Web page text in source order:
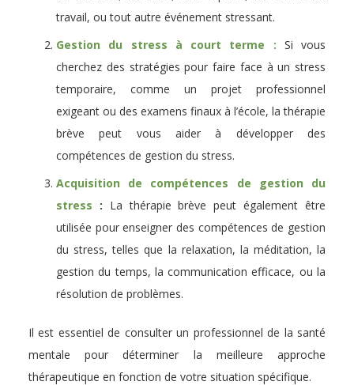
travail, ou tout autre événement stressant.
Gestion du stress à court terme : Si vous
cherchez des stratégies pour faire face à un stress
temporaire, comme un projet professionnel
exigeant ou des examens finaux à l’école, la thérapie
brève peut vous aider à développer des
compétences de gestion du stress.
Acquisition de compétences de gestion du
stress : La thérapie brève peut également être
utilisée pour enseigner des compétences de gestion
du stress, telles que la relaxation, la méditation, la
gestion du temps, la communication efficace, ou la
résolution de problèmes.
Il est essentiel de consulter un professionnel de la santé
mentale pour déterminer la meilleure approche
thérapeutique en fonction de votre situation spécifique.